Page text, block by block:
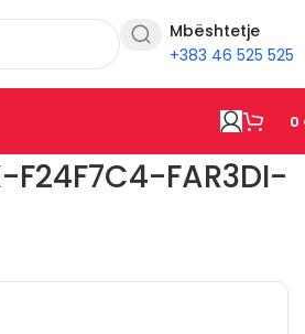
Mbështetje
+383 46 525 525
0
F24F7C4-FAR3DI-